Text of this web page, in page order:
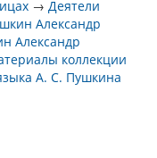
→Деятели
Александр
Александр
коллекции
А. С. Пушкина